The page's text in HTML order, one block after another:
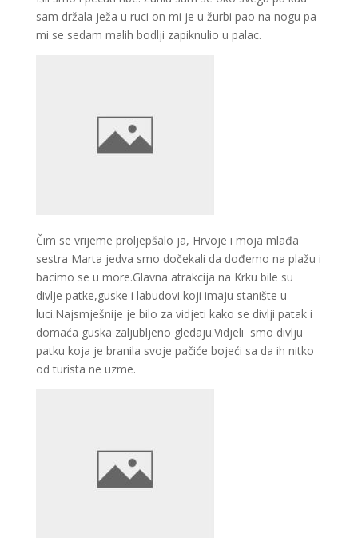
sam držala ježa u ruci on mi je u žurbi pao na nogu pa
mi se sedam malih bodlji zapiknulio u palac.
Čim se vrijeme proljepšalo ja, Hrvoje i moja mlađa
sestra Marta jedva smo dočekali da dođemo na plažu i
bacimo se u more.Glavna atrakcija na Krku bile su
divlje patke,guske i labudovi koji imaju stanište u
luci.Najsmješnije je bilo za vidjeti kako se divlji patak i
domaća guska zaljubljeno gledaju.Vidjeli smo divlju
patku koja je branila svoje pačiće bojeći sa da ih nitko
od turista ne uzme.